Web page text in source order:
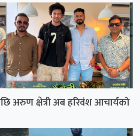
अरुण क्षेत्री अब हरिवंश आचार्यको